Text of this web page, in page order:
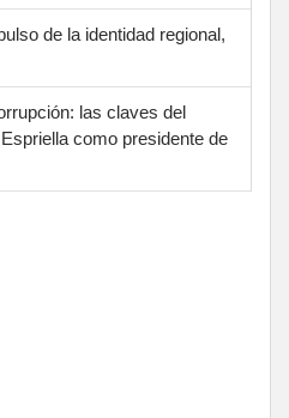
de la identidad regional,
las claves del
como presidente de